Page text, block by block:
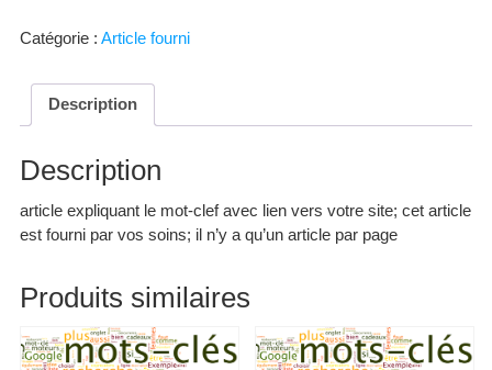
de
Catégorie : Article fourni
Description
Description
article expliquant le mot-clef avec lien vers votre site; cet article
est fourni par vos soins; il n’y a qu’un article par page
Produits similaires